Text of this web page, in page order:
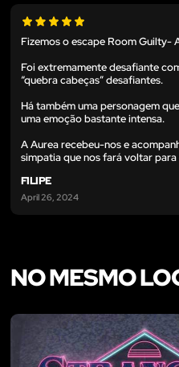
Fizemos o escape Room Guilty-
Foi extremamente desafiante
“quebra cabeças” desafiantes.
Há também uma personagem
uma emoção bastante intensa.
A Aurea recebeu-nos e
simpatia que nos fará voltar
FILIPE
April 26, 2024
NO MESMO